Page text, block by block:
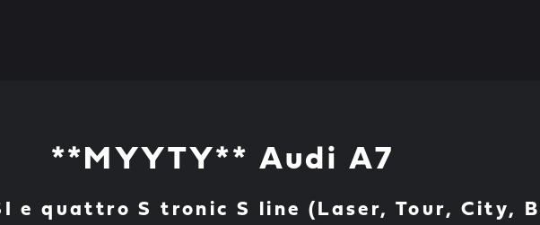
**MYYTY** Audi A7
e quattro S tronic S line (Laser, Tour, City,